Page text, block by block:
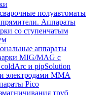
полуавтоматы
Аппараты
со ступенчатым
аппараты
MIG/MAG с
и pipSolution
электродами MMA
Pico
труб